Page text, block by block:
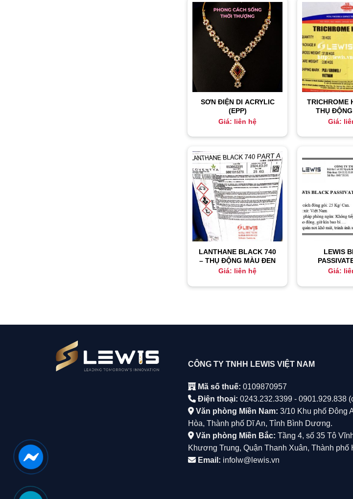
SƠN ĐIỆN DI ACRYLIC
(EPP)
Giá: liên hệ
TRICHROME
THỤ
Giá:
LANTHANE BLACK 740
– THỤ ĐỘNG MÀU ĐEN
Giá: liên hệ
LEWIS
ĐỘNG
Giá:
CÔNG TY TNHH LEWIS VIỆT NAM
Mã số thuế: 0109870957
Điện thoại: 0243.232.3399 - 0901.929.838
Văn phòng Miền Nam: 3/10 Khu phố Đông
Hòa, Thành phố Dĩ An, Tỉnh Bình Dương.
Văn phòng Miền Bắc: Tầng 4, số 35 Tô
Khương Trung, Quận Thanh Xuân, Thành phố
Email: infolw@lewis.vn